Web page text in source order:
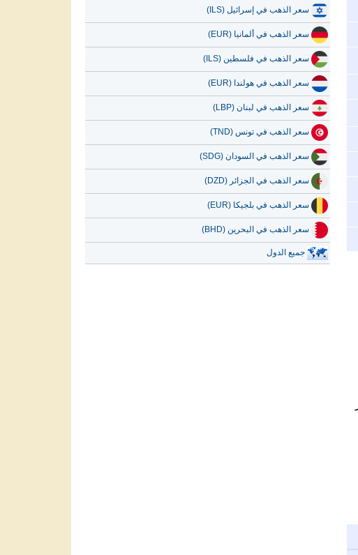
سعر الذهب في إسرائيل (ILS)
سعر الذهب في ألمانيا (EUR)
سعر الذهب في فلسطين (ILS)
سعر الذهب في هولندا (EUR)
سعر الذهب في لبنان (LBP)
سعر الذهب في تونس (TND)
سعر الذهب في السودان (SDG)
سعر الذهب في الجزائر (DZD)
سعر الذهب في بلجيكا (EUR)
سعر الذهب في البحرين (BHD)
جميع الدول